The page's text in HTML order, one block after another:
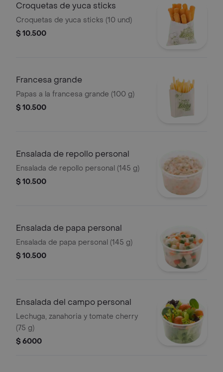
Croquetas de yuca sticks
Croquetas de yuca sticks (10 und)
$ 10.500
Francesa grande
Papas a la francesa grande (100 g)
$ 10.500
Ensalada de repollo personal
Ensalada de repollo personal (145 g)
$ 10.500
Ensalada de papa personal
Ensalada de papa personal (145 g)
$ 10.500
Ensalada del campo personal
Lechuga, zanahoria y tomate cherry
(75 g)
$ 6000